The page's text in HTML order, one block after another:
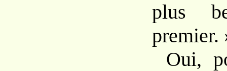
plus
premier.
Oui,